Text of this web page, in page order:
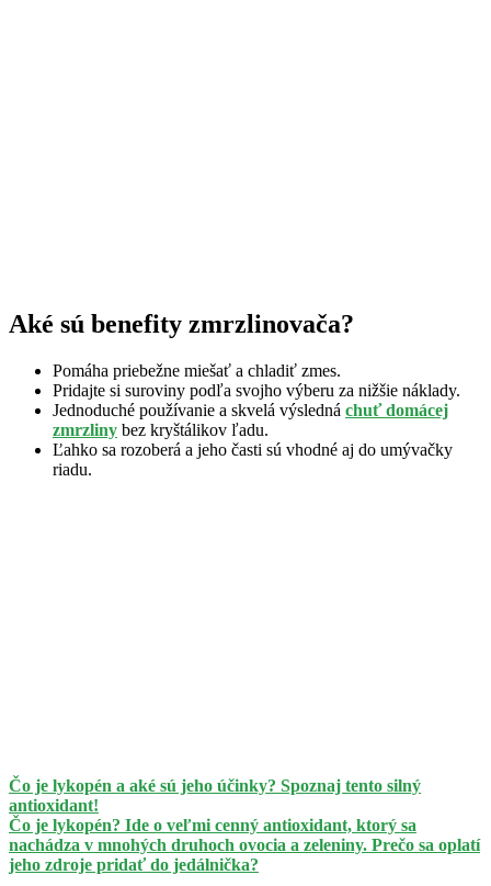
Aké sú benefity zmrzlinovača?
Pomáha priebežne miešať a chladiť zmes.
Pridajte si suroviny podľa svojho výberu za nižšie náklady.
Jednoduché používanie a skvelá výsledná chuť domácej
zmrzliny bez kryštálikov ľadu.
Ľahko sa rozoberá a jeho časti sú vhodné aj do umývačky
riadu.
Čo je lykopén a aké sú jeho účinky? Spoznaj tento silný
antioxidant!
Čo je lykopén? Ide o veľmi cenný antioxidant, ktorý sa
nachádza v mnohých druhoch ovocia a zeleniny. Prečo sa oplatí
jeho zdroje pridať do jedálnička?